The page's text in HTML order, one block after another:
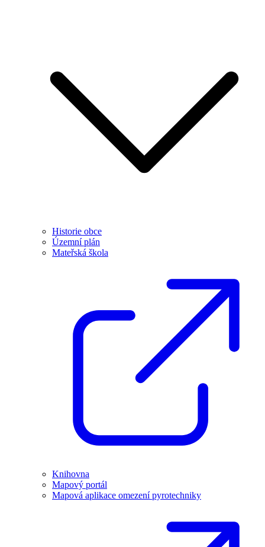
Historie obce
Územní plán
Mateřská škola
Knihovna
Mapový portál
Mapová aplikace omezení pyrotechniky